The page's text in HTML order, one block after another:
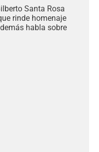
Santa Rosa
rinde homenaje
habla sobre